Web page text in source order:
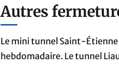
Autres
Le mini tunnel Saint-
hebdomadaire. Le tunnel